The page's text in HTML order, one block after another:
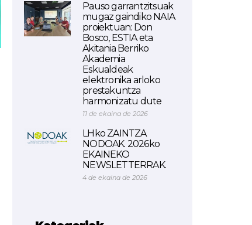
Pauso garrantzitsuak
mugaz gaindiko NAIA
proiektuan: Don
Bosco, ESTIA eta
Akitania Berriko
Akademia
Eskualdeak
elektronika arloko
prestakuntza
harmonizatu dute
11 de ekaina de 2026
LHko ZAINTZA
NODOAK. 2026ko
EKAINEKO
NEWSLETTERRAK.
4 de ekaina de 2026